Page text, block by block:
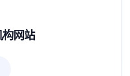
构网站